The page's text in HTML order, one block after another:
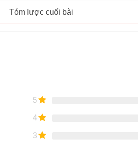
Tóm lược cuối bài
5
4
3